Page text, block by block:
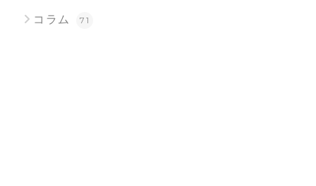
コラム 71